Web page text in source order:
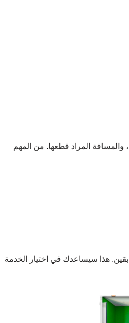
والمسافة المراد قطعها. من المهم
هذا سيساعدك في اختيار الخدمة